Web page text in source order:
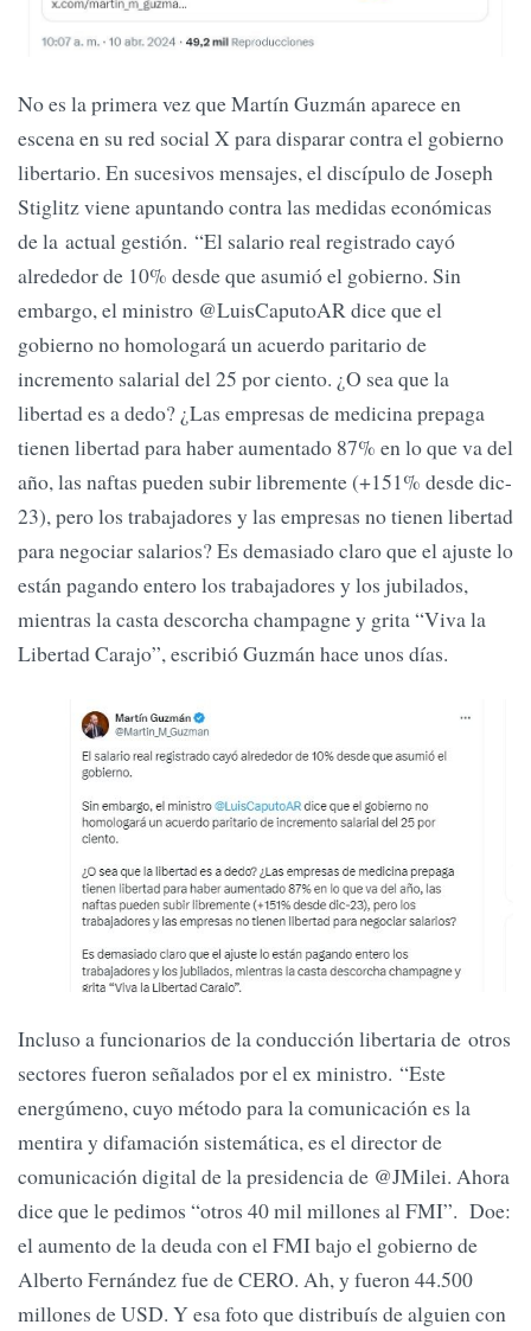
No es la primera vez que Martín Guzmán aparece en
escena en su red social X para disparar contra el gobierno
libertario. En sucesivos mensajes, el discípulo de Joseph
Stiglitz viene apuntando contra las medidas económicas
de la actual gestión. “El salario real registrado cayó
alrededor de 10% desde que asumió el gobierno. Sin
embargo, el ministro @LuisCaputoAR dice que el
gobierno no homologará un acuerdo paritario de
incremento salarial del 25 por ciento. ¿O sea que la
libertad es a dedo? ¿Las empresas de medicina prepaga
tienen libertad para haber aumentado 87% en lo que va del
año, las naftas pueden subir libremente (+151% desde dic-
23), pero los trabajadores y las empresas no tienen libertad
para negociar salarios? Es demasiado claro que el ajuste lo
están pagando entero los trabajadores y los jubilados,
mientras la casta descorcha champagne y grita “Viva la
Libertad Carajo”, escribió Guzmán hace unos días.
Incluso a funcionarios de la conducción libertaria de otros
sectores fueron señalados por el ex ministro. “Este
energúmeno, cuyo método para la comunicación es la
mentira y difamación sistemática, es el director de
comunicación digital de la presidencia de @JMilei. Ahora
dice que le pedimos “otros 40 mil millones al FMI”. Doe:
el aumento de la deuda con el FMI bajo el gobierno de
Alberto Fernández fue de CERO. Ah, y fueron 44.500
millones de USD. Y esa foto que distribuís de alguien con